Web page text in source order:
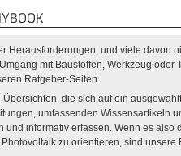
Herausforderungen, und viele davon
mit Baustoffen, Werkzeug
Ratgeber-Seiten.
die sich auf ein
umfassenden Wissensartikeln
und informativ erfassen. Wenn es also
zu orientieren, sind unsere